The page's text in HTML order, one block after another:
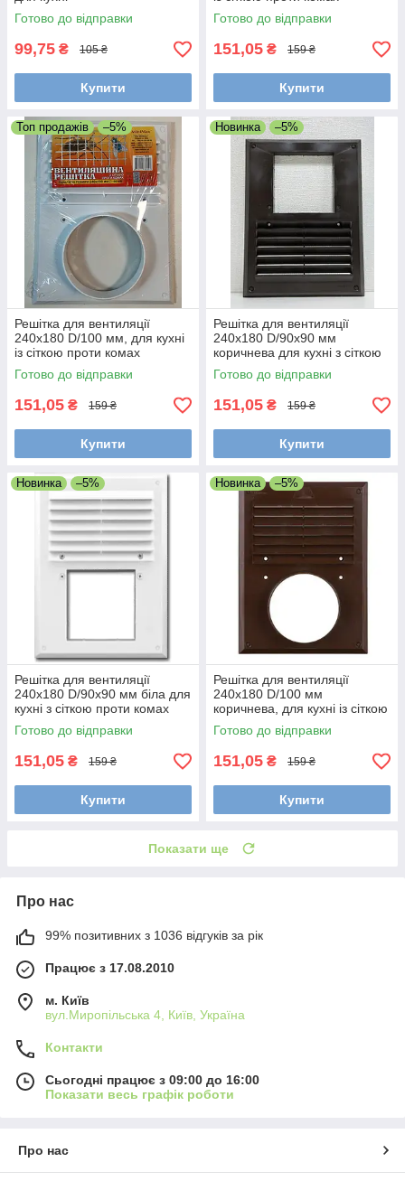
Готово до відправки
99,75 ₴ 105 ₴
Купити
Готово до відправки
151,05 ₴ 159 ₴
Купити
Топ продажів –5%
Решітка для вентиляції
240х180 D/100 мм, для кухні
із сіткою проти комах
Готово до відправки
151,05 ₴ 159 ₴
Купити
Новинка –5%
Решітка для вентиляції
240х180 D/90х90 мм
коричнева для кухні з сіткою
проти комах
Готово до відправки
151,05 ₴ 159 ₴
Купити
Новинка –5%
Решітка для вентиляції
240х180 D/90х90 мм біла для
кухні з сіткою проти комах
Готово до відправки
151,05 ₴ 159 ₴
Купити
Новинка –5%
Решітка для вентиляції
240х180 D/100 мм
коричнева, для кухні із сіткою
проти комах
Готово до відправки
151,05 ₴ 159 ₴
Купити
Показати ще
Про нас
99% позитивних з 1036 відгуків за рік
Працює з 17.08.2010
м. Київ
вул.Миропільська 4, Київ, Україна
Контакти
Сьогодні працює з 09:00 до 16:00
Показати весь графік роботи
Про нас